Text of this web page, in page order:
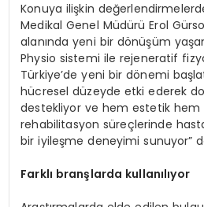
Konuya ilişkin
Medikal Genel Müdürü Erol
alanında yeni bir dönüşüm
Physio sistemi ile rejeneratif
Türkiye’de yeni bir dönemi
hücresel düzeyde etki ederek
destekliyor ve hem estetik hem
rehabilitasyon süreçlerinde
bir iyileşme deneyimi sunuyor”
Farklı branşlarda kullanılıyor